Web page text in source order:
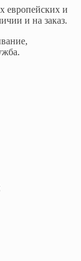
европейских и
и на заказ.